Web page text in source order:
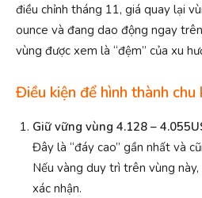
điều chỉnh tháng 11, giá quay lại
ounce và đang dao động ngay trên
vùng được xem là “đệm” của xu
Điều kiện để hình thành chu
Giữ vững vùng 4.128 – 4.055
Đây là “đáy cao” gần nhất và
Nếu vàng duy trì trên vùng
xác nhận.